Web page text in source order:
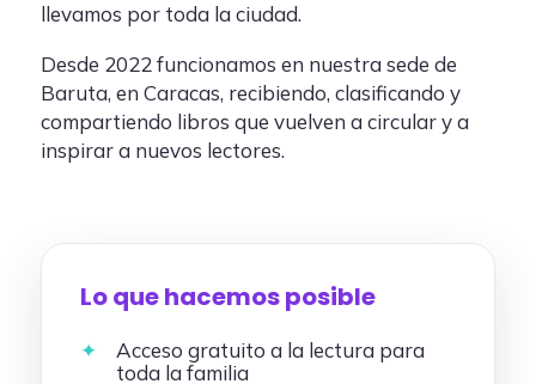
llevamos por toda la ciudad.
Desde 2022 funcionamos en nuestra sede de
Baruta, en Caracas, recibiendo, clasificando y
compartiendo libros que vuelven a circular y a
inspirar a nuevos lectores.
Lo que hacemos posible
Acceso gratuito a la lectura para
toda la familia